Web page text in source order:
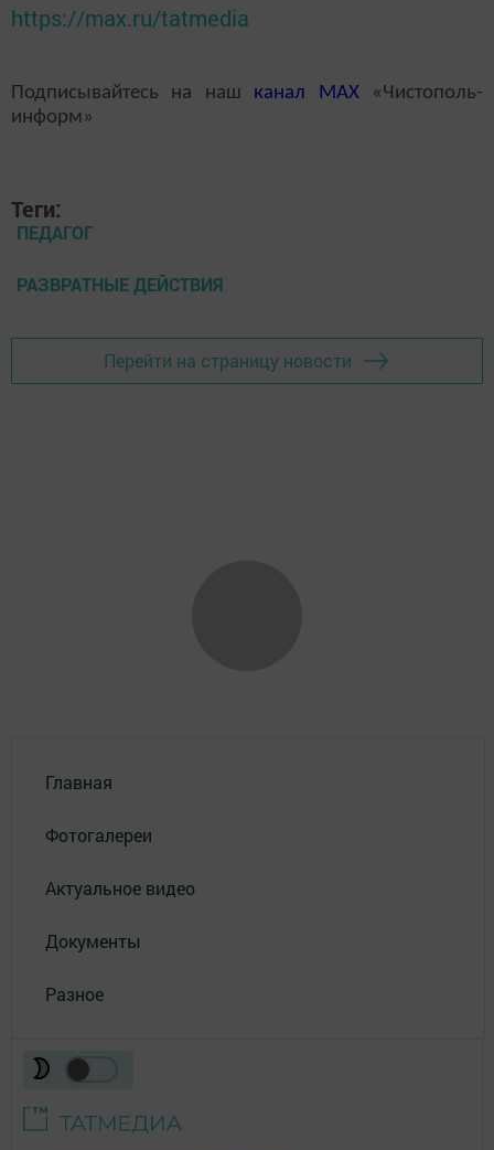
https://max.ru/tatmedia
Подписывайтесь на наш канал MAX«Чистополь-
информ»
Теги:
ПЕДАГОГ
РАЗВРАТНЫЕ ДЕЙСТВИЯ
Перейти на страницу новости
Главная
Фотогалереи
Актуальное видео
Документы
Разное